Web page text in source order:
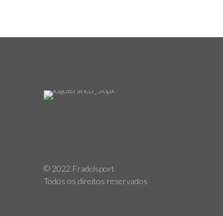
© 2022 Fradelsport
Todos os direitos reservados